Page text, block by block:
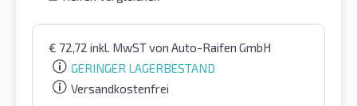
€ 72,72 inkl. MwSTvon Auto-Raifen GmbH
GERINGER LAGERBESTAND
Versandkostenfrei